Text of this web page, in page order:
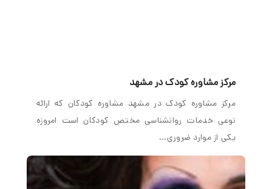
مرکز مشاوره کودک در مشهد
مرکز مشاوره کودک در مشهد مشاوره کودکان که ارائه
نوعی خدمات روانشناسی مختص کودکان است امروزه
یکی از موارد ضروری…